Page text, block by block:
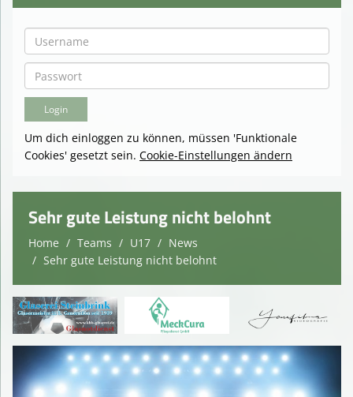
Um dich einloggen zu können, müssen 'Funktionale
Cookies' gesetzt sein. Cookie-Einstellungen ändern
Sehr gute Leistung nicht belohnt
Home Teams U17
News
Sehr gute Leistung nicht belohnt